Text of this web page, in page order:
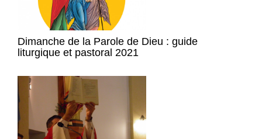
Dimanche de la Parole de Dieu : guide
liturgique et pastoral 2021